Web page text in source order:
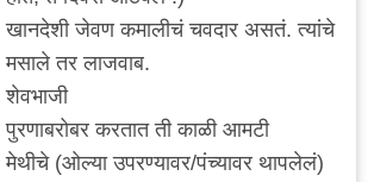
कर्वे
ला
कोथरूड
च्या
खानदेशी जेवण कमालीचं चवदार असतं. त्यांचे
मसाले तर लाजवाब.
शेवभाजी
पुरणाबरोबर करतात ती काळी आमटी
मेथीचे (ओल्या उपरण्यावर/पंच्यावर थापलेलं)